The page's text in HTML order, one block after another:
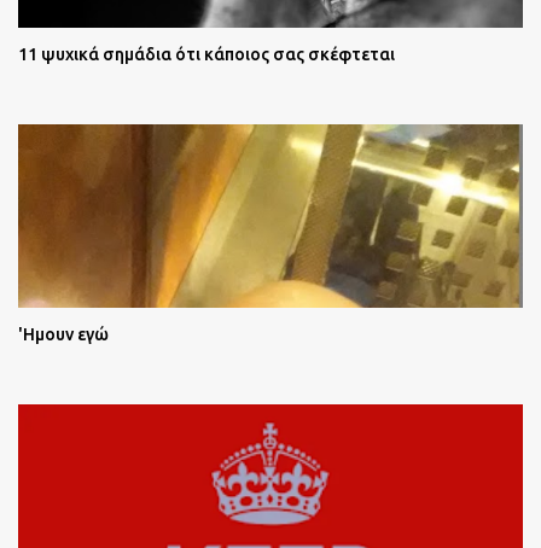
11 ψυχικά σημάδια ότι κάποιος σας σκέφτεται
'Ημουν εγώ